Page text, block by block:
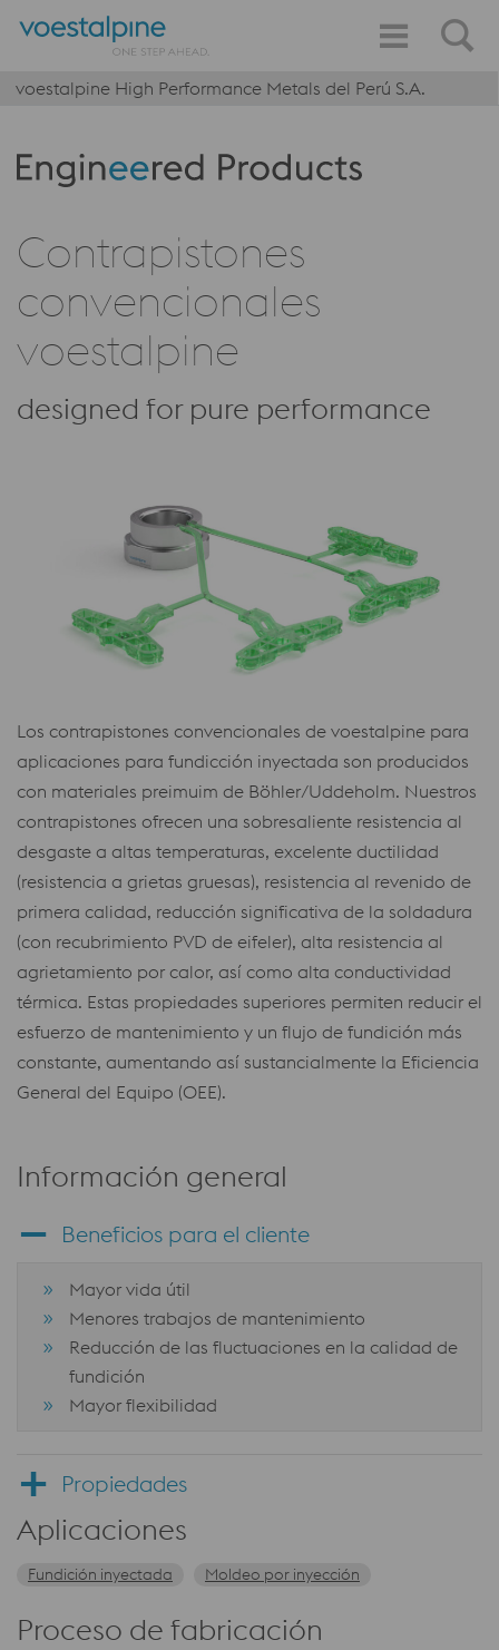
voestalpine High Performance Metals del Perú S.A.
Produktkategorie: Engineered Products
Contrapistones
convencionales
voestalpine
designed for pure performance
Los contrapistones convencionales de voestalpine para
aplicaciones para fundicción inyectada son producidos
con materiales preimuim de Böhler/Uddeholm. Nuestros
contrapistones ofrecen una sobresaliente resistencia al
desgaste a altas temperaturas, excelente ductilidad
(resistencia a grietas gruesas), resistencia al revenido de
primera calidad, reducción significativa de la soldadura
(con recubrimiento PVD de eifeler), alta resistencia al
agrietamiento por calor, así como alta conductividad
térmica. Estas propiedades superiores permiten reducir el
esfuerzo de mantenimiento y un flujo de fundición más
constante, aumentando así sustancialmente la Eficiencia
General del Equipo (OEE).
Información general
Beneficios para el cliente
Mayor vida útil
Menores trabajos de mantenimiento
Reducción de las fluctuaciones en la calidad de
fundición
Mayor flexibilidad
Propiedades
Aplicaciones
Fundición inyectada Moldeo por inyección
Proceso de fabricación